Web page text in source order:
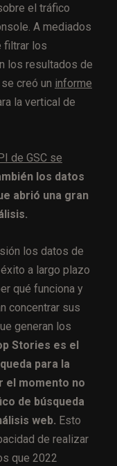
el tráfico
A mediados
filtrar los
los resultados de
creó un informe
la vertical de
de GSC se
los datos
abrió una gran
los datos de
a largo plazo
qué funciona y
concentrar sus
generan los
Stories es el
para la
el momento no
de búsqueda
web. Esto
de realizar
que 2022